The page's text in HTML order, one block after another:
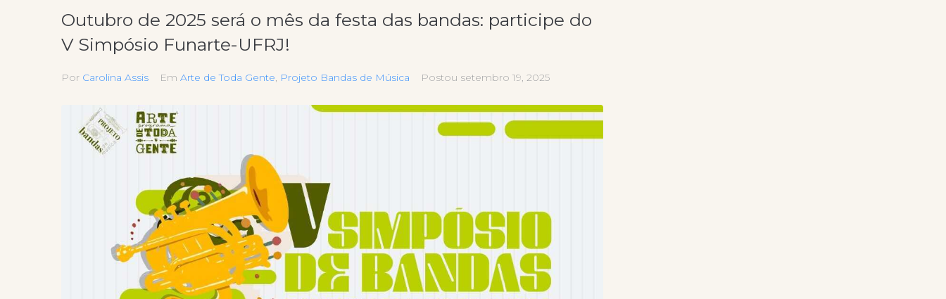
Outubro de 2025 será o mês da festa das bandas: participe do
V Simpósio Funarte-UFRJ!
Por Carolina Assis Em Arte de Toda Gente, Projeto Bandas de Música Postou setembro 19, 2025